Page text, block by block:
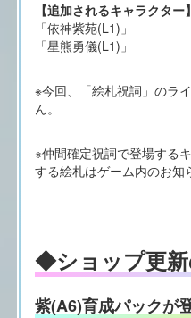
【追加されるキャラクター】
「依神紫苑(L1)」
「星熊勇儀(L1)」
※今回、「絵札祝詞」のラ
ん。
※仲間確定祝詞で登場する
する絵札はゲーム内のお知
◆ショップ更
紫(A6)育成パックが